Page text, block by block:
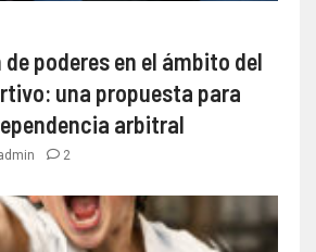
poderes en el ámbito del
una propuesta para
arbitral
2